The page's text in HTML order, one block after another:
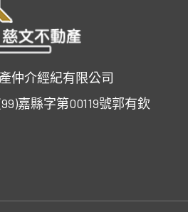
仲介經紀有限公司
嘉縣字第00119號郭有欽